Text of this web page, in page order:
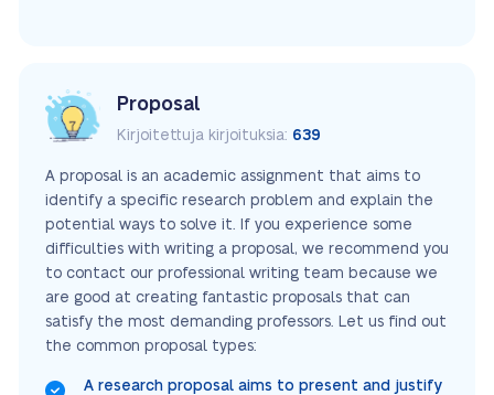
Proposal
Kirjoitettuja kirjoituksia: 639
A proposal is an academic assignment that aims to
identify a specific research problem and explain the
potential ways to solve it. If you experience some
difficulties with writing a proposal, we recommend you
to contact our professional writing team because we
are good at creating fantastic proposals that can
satisfy the most demanding professors. Let us find out
the common proposal types:
A research proposal aims to present and justify